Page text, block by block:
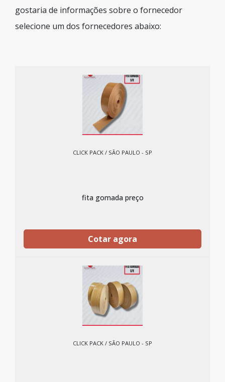
gostaria de informações sobre o fornecedor
selecione um dos fornecedores abaixo:
CLICK PACK / SÃO PAULO - SP
fita gomada preço
Cotar agora
CLICK PACK / SÃO PAULO - SP